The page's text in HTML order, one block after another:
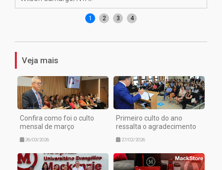
1 2 3 4
Veja mais
Confira como foi o culto
mensal de março
26/03/2026
Primeiro culto do ano
ressalta o agradecimento
27/02/2026